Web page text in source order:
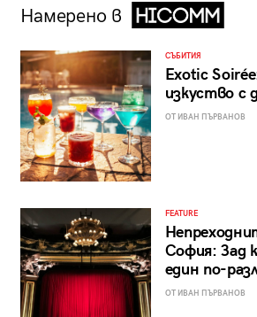
Намерено в
СЪБИТИЯ
Exotic
изкуство с
ОТ ИВАН ПЪРВАНОВ
FEATURE
София: Зад
един по-
ОТ ИВАН ПЪРВАНОВ